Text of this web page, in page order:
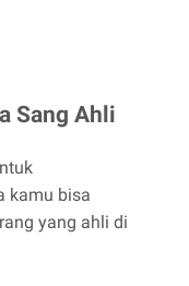
Sang Ahli
kamu bisa
yang ahli di